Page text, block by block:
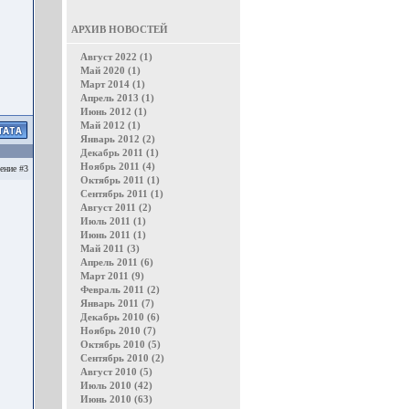
#3
АРХИВ НОВОСТЕЙ
Август 2022 (1)
Май 2020 (1)
Март 2014 (1)
Апрель 2013 (1)
Июнь 2012 (1)
Май 2012 (1)
Январь 2012 (2)
Декабрь 2011 (1)
Ноябрь 2011 (4)
Октябрь 2011 (1)
Сентябрь 2011 (1)
Август 2011 (2)
Июль 2011 (1)
Июнь 2011 (1)
Май 2011 (3)
Апрель 2011 (6)
Март 2011 (9)
Февраль 2011 (2)
Январь 2011 (7)
Декабрь 2010 (6)
Ноябрь 2010 (7)
Октябрь 2010 (5)
Сентябрь 2010 (2)
Август 2010 (5)
Июль 2010 (42)
Июнь 2010 (63)